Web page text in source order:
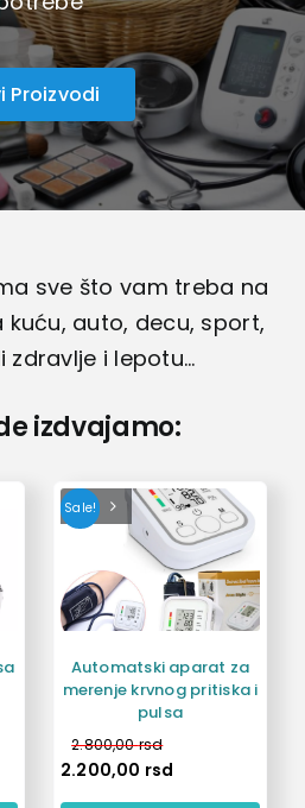
Proizvodi
sve što vam treba na
kuću, auto, decu, sport,
zdravlje i lepotu…
izdvajamo:
Sale!
Automatski aparat za
merenje krvnog pritiska i
pulsa
2.800,00rsd
2.200,00 rsd